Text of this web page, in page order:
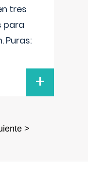
tres
para
Puras:
+
>